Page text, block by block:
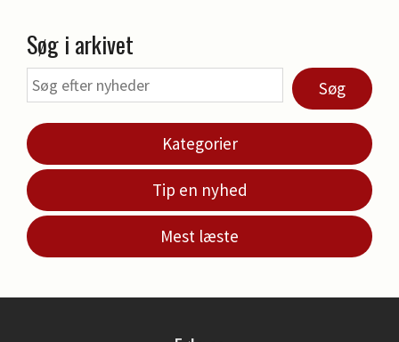
Søg i arkivet
Søg
Kategorier
Tip en nyhed
Mest læste